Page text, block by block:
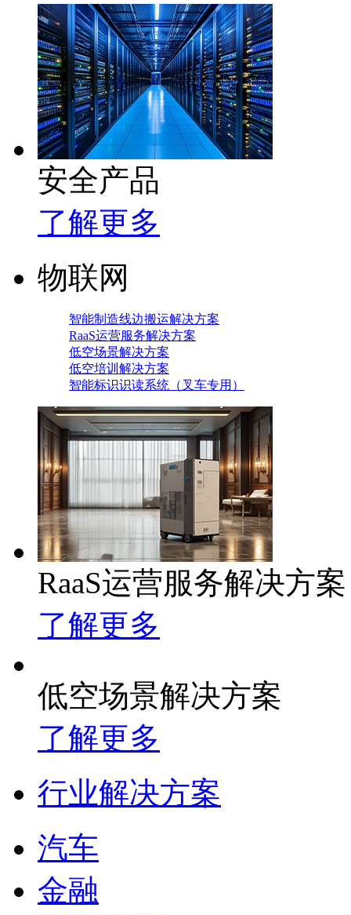
安全产品
了解更多
物联网
智能制造线边搬运解决方案
RaaS运营服务解决方案
低空场景解决方案
低空培训解决方案
智能标识识读系统（叉车专用）
RaaS运营服务解决方案
了解更多
低空场景解决方案
了解更多
行业解决方案
汽车
金融